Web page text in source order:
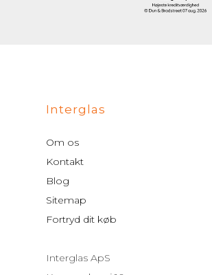
Interglas
Om os
Kontakt
Blog
Sitemap
Fortryd dit køb
Interglas ApS